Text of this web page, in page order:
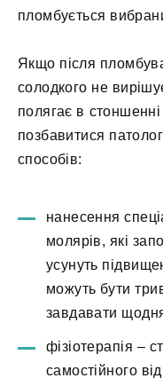
пломбується
Якщо після
солодкого не
полягає в
позбавитися
способів:
нанесення
молярів, які
усунуть
можуть бути
завдавати
фізіотерапія –
самостійного